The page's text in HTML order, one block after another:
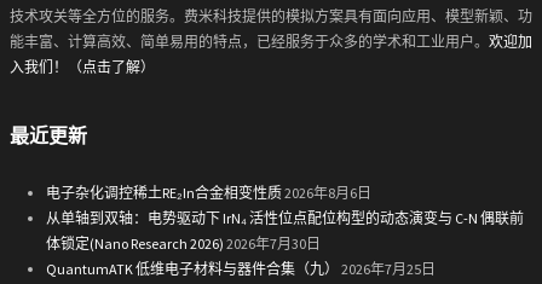
技术攻关等全方位的服务。费米科技提供的模拟方案具有面向应用、模型新颖、功
能丰富、计算高效、简单易用的特点，已经服务于众多的学术和工业用户。 欢迎加
入我们！（点击了解）
最近更新
电子杂化调控稀土RE₂In合金相变性质2026年8月6日
从单轴到双轴：电势驱动下 IrN₄ 活性位点配位构型的动态演变与 C-N 偶联前
体锁定(Nano Research 2026) 2026年7月30日
QuantumATK 低维电子材料与器件合集（九）
2026年7月25日